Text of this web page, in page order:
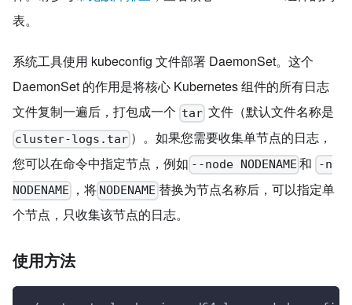
表。
系统工具使用 kubeconfig 文件部署 DaemonSet。这个
DaemonSet 的作用是将核心 Kubernetes 组件的所有日志
文件复制一遍后，打包成一个 tar 文件（默认文件名称是
cluster-logs.tar ）。如果您需要收集单节点的日志，
您可以在命令中指定节点，例如 --node NODENAME 和 -n
NODENAME
，将 NODENAME 替换为节点名称后，可以指定单
个节点，只收集该节点的日志。
使用方法